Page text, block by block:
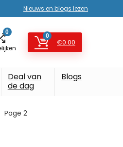
Nieuws en blogs lezen
0
0
€0.00
Deal van
de dag
Blogs
Page 2